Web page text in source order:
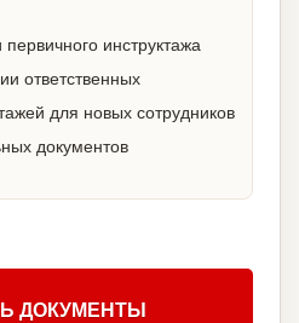
инструктажа
ответственных
для новых сотрудников
документов
ДОКУМЕНТЫ